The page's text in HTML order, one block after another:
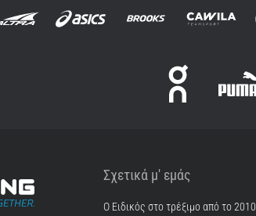
Σχετικά μ' εμάς
Ο Ειδικός στο τρέξιμο από το 2010